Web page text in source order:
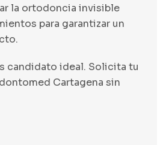
la ortodoncia invisible
para garantizar un
candidato ideal. Solicita tu
Cartagena sin